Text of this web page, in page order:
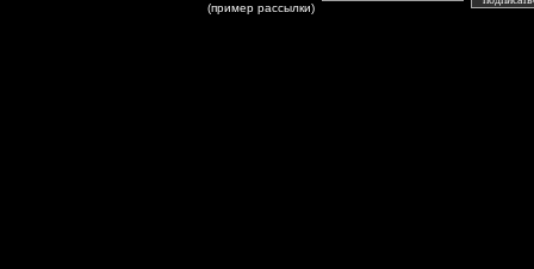
(пример рассылки)